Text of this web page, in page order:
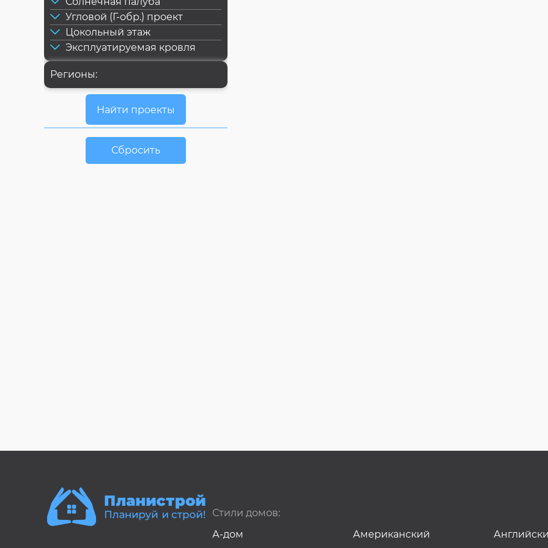
Угловой (Г-обр.) проект
Цокольный этаж
Эксплуатируемая кровля
Регионы:
Сбросить
Стили домов:
А-дом
Американский